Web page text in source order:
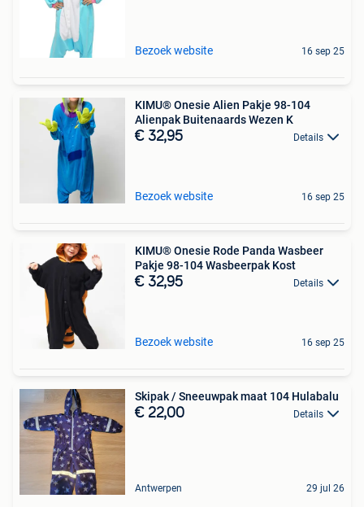
Bezoek website 16 sep 25
KIMU® Onesie Alien Pakje 98-104
Alienpak Buitenaards Wezen K
€ 32,95 Details
Bezoek website 16 sep 25
KIMU® Onesie Rode Panda Wasbeer
Pakje 98-104 Wasbeerpak Kost
€ 32,95 Details
Bezoek website 16 sep 25
Skipak / Sneeuwpak maat 104 Hulabalu
€ 22,00 Details
Antwerpen 29 jul 26